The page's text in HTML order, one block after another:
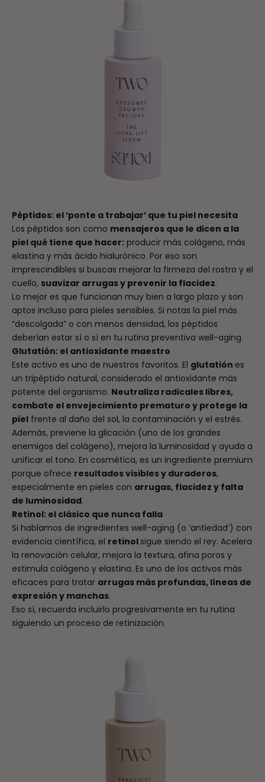
Péptidos: el ‘ponte a trabajar’ que tu piel necesita
Los péptidos son como mensajeros que le dicen a la
piel qué tiene que hacer: producir más colágeno, más
elastina y más ácido hialurónico. Por eso son
imprescindibles si buscas mejorar la firmeza del rostro y el
cuello, suavizar arrugas y prevenir la flacidez.
Lo mejor es que funcionan muy bien a largo plazo y son
aptos incluso para pieles sensibles. Si notas la piel más
“descolgada” o con menos densidad, los péptidos
deberían estar sí o sí en tu rutina preventiva well-aging.
Glutatión: el antioxidante maestro
Este activo es uno de nuestros favoritos. El glutatión es
un tripéptido natural, considerado el antioxidante más
potente del organismo. Neutraliza radicales libres,
combate el envejecimiento prematuro y protege la
piel frente al daño del sol, la contaminación y el estrés.
Además, previene la glicación (uno de los grandes
enemigos del colágeno), mejora la luminosidad y ayuda a
unificar el tono. En cosmética, es un ingrediente premium
porque ofrece resultados visibles y duraderos,
especialmente en pieles con arrugas, flacidez y falta
de luminosidad.
Retinol: el clásico que nunca falla
Si hablamos de ingredientes well-aging (o ‘antiedad’) con
evidencia científica, el retinol sigue siendo el rey. Acelera
la renovación celular, mejora la textura, afina poros y
estimula colágeno y elastina. Es uno de los activos más
eficaces para tratar arrugas más profundas, líneas de
expresión y manchas.
Eso sí, recuerda incluirlo progresivamente en tu rutina
siguiendo un proceso de retinización.